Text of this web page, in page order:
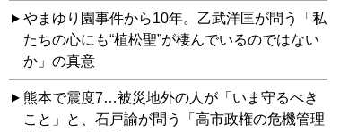
やまゆり園事件から10年。乙武洋匡が問う「私
たちの心にも“植松聖”が棲んでいるのではない
か」の真意
熊本で震度7…被災地外の人が「いま守るべき
こと」と、石戸諭が問う「高市政権の危機管理